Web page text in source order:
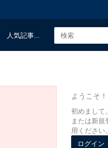
人気記事...
ようこそ！
初めまして
または新規
用ください。
ログイン